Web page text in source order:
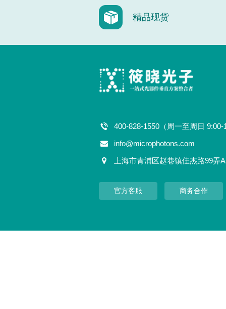
精品现货
400-828-1550（周一至周日 9:00-
info@microphotons.com
上海市青浦区赵巷镇佳杰路99弄
官方客服 商务合作